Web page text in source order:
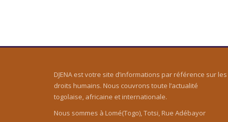
DJENA est votre site d’informations par référence sur les
droits humains. Nous couvrons toute l’actualité
togolaise, africaine et internationale.
Nous sommes à Lomé(Togo), Totsi, Rue Adébayor